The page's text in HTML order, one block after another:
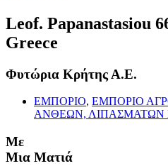
Leof. Papanastasiou
Greece
Φυτώρια Κρήτης Α.Ε.
ΕΜΠΟΡΙΟ, ΕΜΠΟΡΙΟ
ΑΝΘΕΩΝ, ΛΙΠΑΣΜΑΤΩΝ
Με
Μια Ματιά